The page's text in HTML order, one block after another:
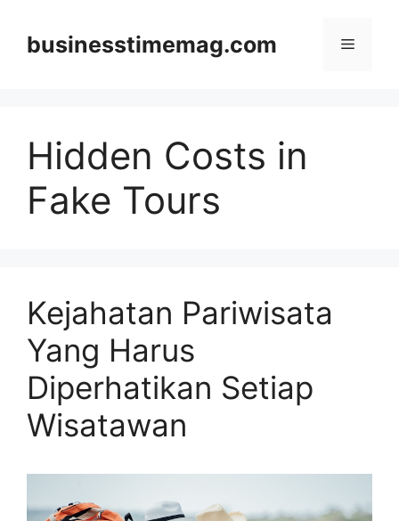
contentbusinesstimemag.com Menu
Hidden Costs in
Fake Tours
Kejahatan Pariwisata
Yang Harus
Diperhatikan Setiap
Wisatawan